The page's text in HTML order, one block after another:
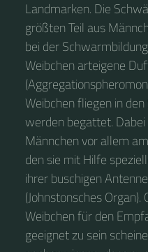
Landmarken. Die
größten Teil aus
bei der
Weibchen arteigene
Weibchen fliegen in
werden begattet.
Männchen vor allem
den sie mit Hilfe
ihrer buschigen
(Johnstonsches
Weibchen für den
geeignet zu sein